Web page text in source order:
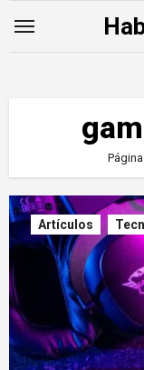
Artículos